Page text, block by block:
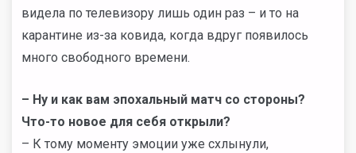
видела по телевизору лишь один раз – и то на
карантине из-за ковида, когда вдруг появилось
много свободного времени.
– Ну и как вам эпохальный матч со стороны?
Что-то новое для себя открыли?
– К тому моменту эмоции уже схлынули,